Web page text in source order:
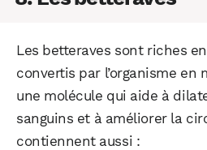
Les betteraves sont riches en
convertis par l’organisme en
une molécule qui aide à
sanguins et à améliorer la
contiennent aussi :